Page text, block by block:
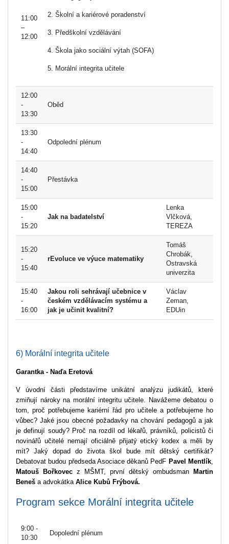
11:00
–
12:00
2. Školní a kariérové poradenství
3. Předškolní vzdělávání
4. Škola jako sociální výtah (SOFA)
5. Morální integrita učitele
12:00
-
13:30
Oběd
13:30
-
14:40
Odpolední plénum
14:40
-
15:00
Přestávka
15:00
-
15:20
Jak na badatelství
Lenka
Vlčková,
TEREZA
15:20
-
15:40
rEvoluce ve výuce matematiky
Tomáš
Chrobák,
Ostravská
univerzita
15:40
-
16:00
Jakou roli sehrávají učebnice v
českém vzdělávacím systému a
jak je učinit kvalitní?
Václav
Zeman,
EDUin
6) Morální integrita učitele
Garantka - Naďa Eretová
V úvodní části představíme unikátní analýzu judikátů, které
zmiňují nároky na morální integritu učitele. Navážeme debatou o
tom, proč potřebujeme kariérní řád pro učitele a potřebujeme ho
vůbec? Jaké jsou obecné požadavky na chování pedagogů a jak
je definují soudy? Proč na rozdíl od lékařů, právníků, policistů či
novinářů učitelé nemají oficiálně přijatý etický kodex a měli by
mít? Jaký dopad do života škol bude mít dětský certifikát?
Debatovat budou předseda Asociace děkanů PedF Pavel Mentlík
Matouš Bořkovec z MŠMT, první dětský ombudsman Martin
Beneš a advokátka Alice Kubů Frýbová.
Program sekce Morální integrita učitele
9:00 -
10:30
Dopolední plénum